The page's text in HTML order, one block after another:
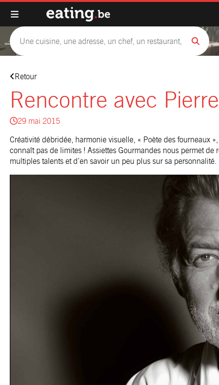
Retour
Rencontre avec
29 mai 2015
Créativité débridée, harmonie visuelle, « Poète des fourneaux
connaît pas de limites ! Assiettes Gourmandes nous permet de
multiples talents et d’en savoir un peu plus sur sa personnalité.